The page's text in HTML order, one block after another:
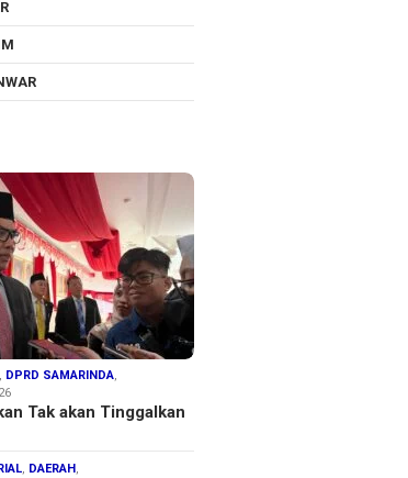
, DPRD SAMARINDA,
Tak akan Tinggalkan
, DAERAH ,